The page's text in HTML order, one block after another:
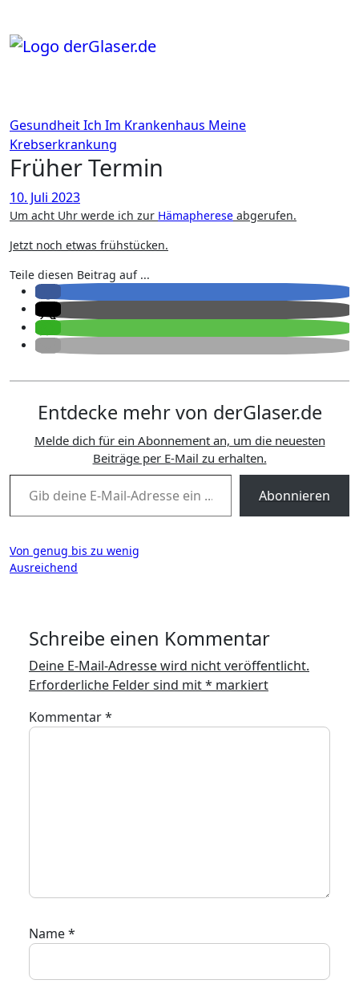
springen
GesundheitIch Im Krankenhaus Meine
Krebserkrankung
Früher Termin
10. Juli 2023
Um acht Uhr werde ich zur Hämapherese abgerufen.
Jetzt noch etwas frühstücken.
Teile diesen Beitrag auf ...
Entdecke mehr von derGlaser.de
Melde dich für ein Abonnement an, um die neuesten
Beiträge per E-Mail zu erhalten.
Gib deine E-Mail-Adresse ein ...
Abonnieren
Beitragsnavigation
Von genug bis zu wenig
Ausreichend
Schreibe einen Kommentar
Deine E-Mail-Adresse wird nicht veröffentlicht.
Erforderliche Felder sind mit* markiert
Kommentar*
Name*